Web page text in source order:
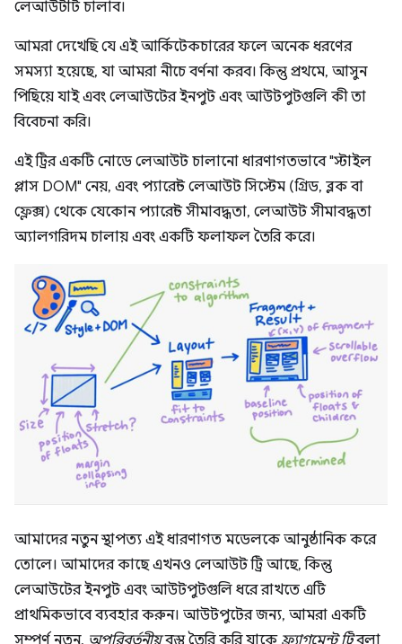
লেআউটটি চালাব।
আমরা দেখেছি যে এই আর্কিটেকচারের ফলে অনেক ধরণের
সমস্যা হয়েছে, যা আমরা নীচে বর্ণনা করব। কিন্তু প্রথমে, আসুন
পিছিয়ে যাই এবং লেআউটের ইনপুট এবং আউটপুটগুলি কী তা
বিবেচনা করি।
এই ট্রির একটি নোডে লেআউট চালানো ধারণাগতভাবে "স্টাইল
প্লাস DOM" নেয়, এবং প্যারেন্ট লেআউট সিস্টেম (গ্রিড, ব্লক বা
ফ্লেক্স) থেকে যেকোন প্যারেন্ট সীমাবদ্ধতা, লেআউট সীমাবদ্ধতা
অ্যালগরিদম চালায় এবং একটি ফলাফল তৈরি করে।
আমাদের নতুন স্থাপত্য এই ধারণাগত মডেলকে আনুষ্ঠানিক করে
তোলে। আমাদের কাছে এখনও লেআউট ট্রি আছে, কিন্তু
লেআউটের ইনপুট এবং আউটপুটগুলি ধরে রাখতে এটি
প্রাথমিকভাবে ব্যবহার করুন। আউটপুটের জন্য, আমরা একটি